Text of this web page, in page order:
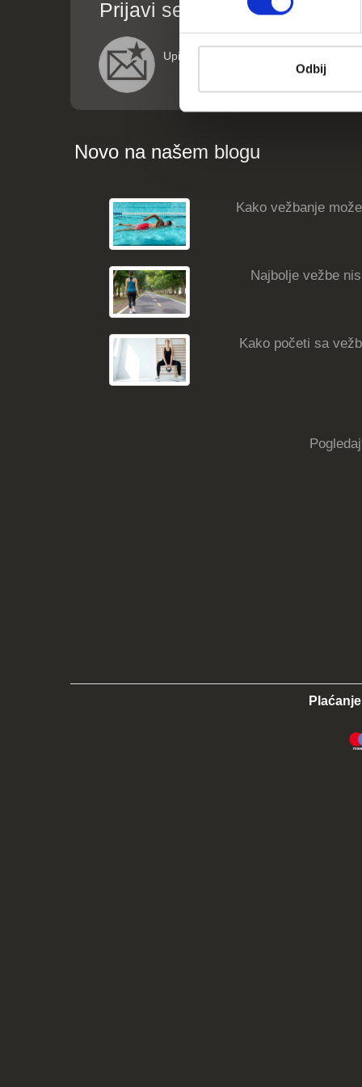
Odbij
Prijavi se za informacije o
Upišite vaše podatke (ime i email
Novo na našem blogu
Kako vežbanje
Najbolje vežbe
Kako početi sa